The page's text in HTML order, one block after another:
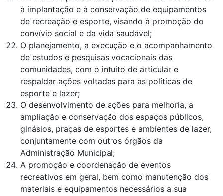
à implantação e à conservação de equipamentos
de recreação e esporte, visando à promoção do
convívio social e da vida saudável;
O planejamento, a execução e o acompanhamento
de estudos e pesquisas vocacionais das
comunidades, com o intuito de articular e
respaldar ações voltadas para as políticas de
esporte e lazer;
O desenvolvimento de ações para melhoria, a
ampliação e conservação dos espaços públicos,
ginásios, praças de esportes e ambientes de lazer,
conjuntamente com outros órgãos da
Administração Municipal;
A promoção e coordenação de eventos
recreativos em geral, bem como manutenção dos
materiais e equipamentos necessários a sua